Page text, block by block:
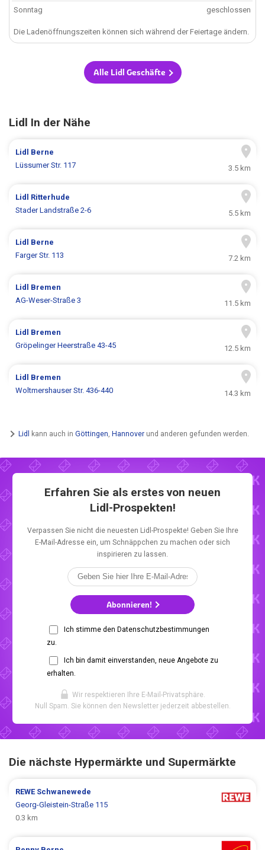
Sonntag
geschlossen
Die Ladenöffnungszeiten können sich während der Feiertage ändern.
Alle Lidl Geschäfte
Lidl In der Nähe
Lidl Berne
Lüssumer Str. 117
3.5 km
Lidl Ritterhude
Stader Landstraße 2-6
5.5 km
Lidl Berne
Farger Str. 113
7.2 km
Lidl Bremen
AG-Weser-Straße 3
11.5 km
Lidl Bremen
Gröpelinger Heerstraße 43-45
12.5 km
Lidl Bremen
Woltmershauser Str. 436-440
14.3 km
Lidl kann auch in Göttingen, Hannover und anderen gefunden werden.
Erfahren Sie als erstes von neuen
Lidl-Prospekten!
Verpassen Sie nicht die neuesten Lidl-Prospekte! Geben Sie Ihre
E-Mail-Adresse ein, um Schnäppchen zu machen oder sich
inspirieren zu lassen.
Abonnieren!
Ich stimme den Datenschutzbestimmungen
zu.
Ich bin damit einverstanden, neue Angebote zu
erhalten.
Wir respektieren Ihre E-Mail-Privatsphäre.
Null Spam. Sie können den Newsletter jederzeit abbestellen.
Die nächste Hypermärkte und Supermärkte
REWE Schwanewede
Georg-Gleistein-Straße 115
0.3 km